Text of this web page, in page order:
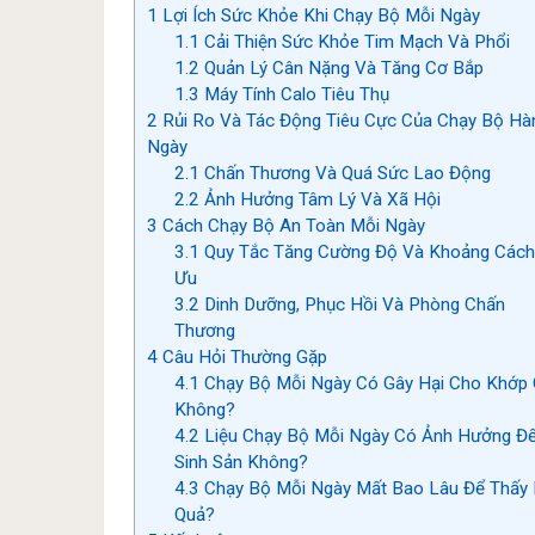
1 Lợi Ích Sức Khỏe Khi Chạy Bộ Mỗi Ngày
1.1 Cải Thiện Sức Khỏe Tim Mạch Và Phổi
1.2 Quản Lý Cân Nặng Và Tăng Cơ Bắp
1.3 Máy Tính Calo Tiêu Thụ
2 Rủi Ro Và Tác Động Tiêu Cực Của Chạy Bộ
Ngày
2.1 Chấn Thương Và Quá Sức Lao Động
2.2 Ảnh Hưởng Tâm Lý Và Xã Hội
3 Cách Chạy Bộ An Toàn Mỗi Ngày
3.1 Quy Tắc Tăng Cường Độ Và Khoảng
Ưu
3.2 Dinh Dưỡng, Phục Hồi Và Phòng Chấn
Thương
4 Câu Hỏi Thường Gặp
4.1 Chạy Bộ Mỗi Ngày Có Gây Hại Cho Khớp
Không?
4.2 Liệu Chạy Bộ Mỗi Ngày Có Ảnh Hưởng
Sinh Sản Không?
4.3 Chạy Bộ Mỗi Ngày Mất Bao Lâu Để Thấy
Quả?